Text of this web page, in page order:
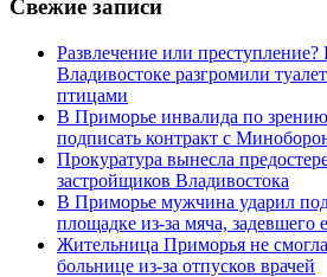
Свежие записи
Развлечение или
Владивостоке разгромили
птицами
В Приморье инвалида по
подписать контракт с
Прокуратура вынесла
застройщиков Владивостока
В Приморье мужчина ударил
площадке из-за мяча, задевшего
Жительница Приморья не
больнице из-за отпусков врачей